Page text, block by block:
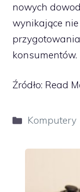
nowych
wynikające
konsumentów.
Źródło: Read
Kategorie
Komputery